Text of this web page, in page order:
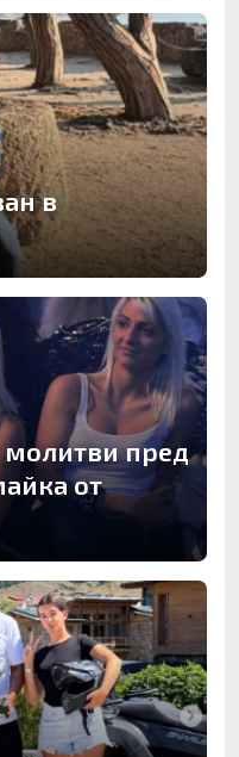
в
молитви пред
от